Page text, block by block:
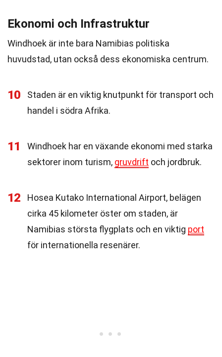
Ekonomi och Infrastruktur
Windhoek är inte bara Namibias politiska
huvudstad, utan också dess ekonomiska centrum.
10
Staden är en viktig knutpunkt för transport och
handel i södra Afrika.
11
Windhoek har en växande ekonomi med starka
sektorer inom turism, gruvdrift och jordbruk.
12
Hosea Kutako International Airport, belägen
cirka 45 kilometer öster om staden, är
Namibias största flygplats och en viktig port
för internationella resenärer.